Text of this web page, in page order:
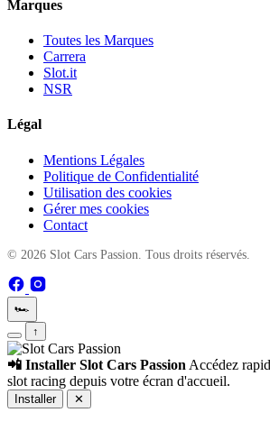
Marques
Toutes les Marques
Carrera
Slot.it
NSR
Légal
Mentions Légales
Politique de Confidentialité
Utilisation des cookies
Gérer mes cookies
Contact
© 2026 Slot Cars Passion. Tous droits réservés.
🏎️
↑
📲 Installer Slot Cars Passion Accédez
slot racing depuis votre écran d'accueil.
Installer ✕